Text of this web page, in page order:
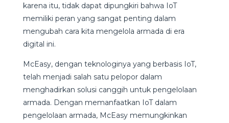
karena itu, tidak dapat dipungkiri bahwa IoT
memiliki peran yang sangat penting dalam
mengubah cara kita mengelola armada di era
digital ini.
McEasy, dengan teknologinya yang berbasis IoT,
telah menjadi salah satu pelopor dalam
menghadirkan solusi canggih untuk pengelolaan
armada. Dengan memanfaatkan IoT dalam
pengelolaan armada, McEasy memungkinkan